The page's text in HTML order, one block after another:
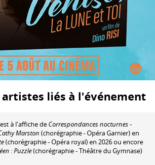
liés à l'événement
est à l'affiche de Correspondances nocturnes -
Marston (chorégraphie - Opéra Garnier) en
(chorégraphie - Opéra royal) en 2026 ou encore
: Puzzle(chorégraphie - Théâtre du Gymnase)